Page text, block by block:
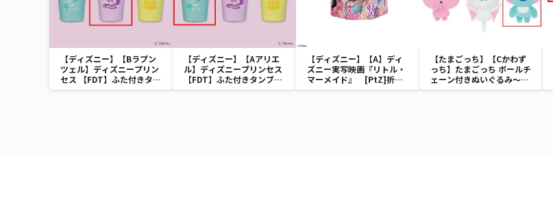
【ディズニー】【Bラプン
ツェル】ディズニープリン
セス 【FDT】ふた付きタン
ブラー
【ディズニー】【Aアリエ
ル】ディズニープリンセス
【FDT】ふた付きタンブラ
ー
【ディズニー】【A】ディ
ズニー実写映画『リトル・
マーメイド』 [PtZ]折り
畳みボックスチェアー
【たまごっち】【Cかわず
っち】たまごっち ボールチ
ェーン付きぬいぐるみ～
Tamagotchi Paradise～